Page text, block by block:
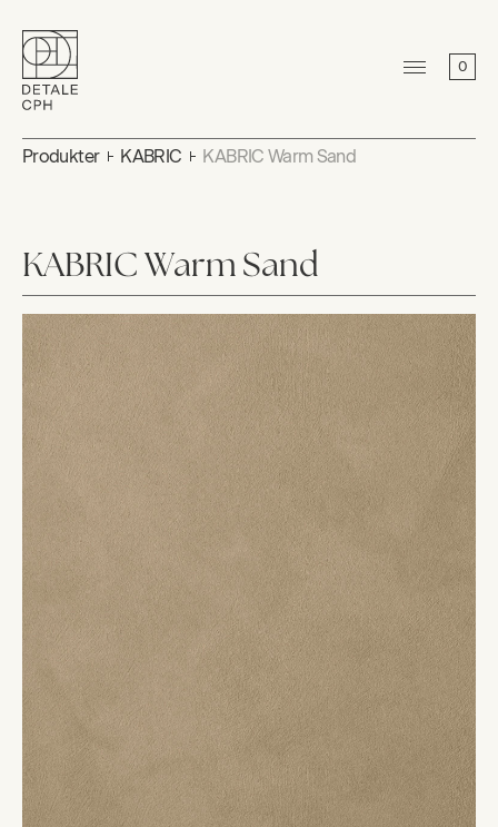
0
Produkter KABRIC KABRIC Warm Sand
KABRIC Warm Sand